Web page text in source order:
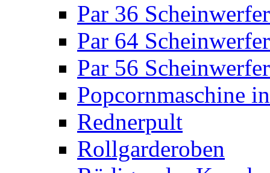
Par 36 Scheinwerfer
Par 64 Scheinwerfer
Par 56 Scheinwerfer
Popcornmaschine
Rednerpult
Rollgarderoben